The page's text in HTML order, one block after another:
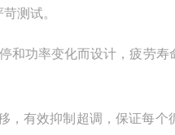
测试。
和功率变化而设计，疲劳
有效抑制超调，保证每